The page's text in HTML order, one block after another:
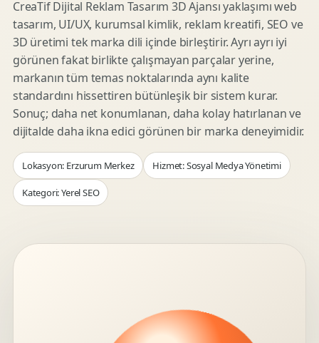
CreaTif Dijital Reklam Tasarım 3D Ajansı yaklaşımı web
tasarım, UI/UX, kurumsal kimlik, reklam kreatifi, SEO ve
3D üretimi tek marka dili içinde birleştirir. Ayrı ayrı iyi
görünen fakat birlikte çalışmayan parçalar yerine,
markanın tüm temas noktalarında aynı kalite
standardını hissettiren bütünleşik bir sistem kurar.
Sonuç; daha net konumlanan, daha kolay hatırlanan ve
dijitalde daha ikna edici görünen bir marka deneyimidir.
Lokasyon: Erzurum Merkez Hizmet: Sosyal Medya Yönetimi
Kategori: Yerel SEO